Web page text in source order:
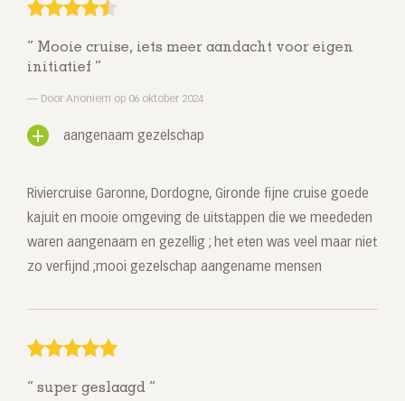
Mooie cruise, iets meer aandacht voor eigen
initiatief
Door Anoniem op 06 oktober 2024
aangenaam gezelschap
Riviercruise Garonne, Dordogne, Gironde fijne cruise goede
kajuit en mooie omgeving de uitstappen die we meededen
waren aangenaam en gezellig ; het eten was veel maar niet
zo verfijnd ;mooi gezelschap aangename mensen
super geslaagd